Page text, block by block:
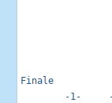
Finale
-